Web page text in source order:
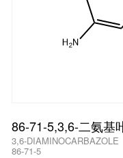
86-71-5,3,6-二氨基
3,6-DIAMINOCARBAZOLE
86-71-5